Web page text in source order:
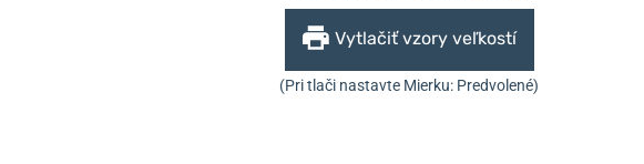
Vytlačiť vzory veľkostí
(Pri tlači nastavte Mierku: Predvolené)